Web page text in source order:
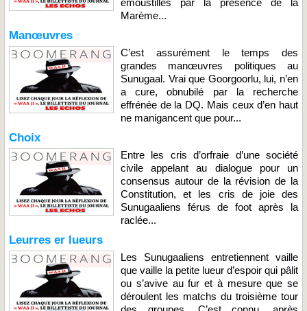
Marème...
Manœuvres
C’est assurément le temps des
grandes manœuvres politiques au
Sunugaal. Vrai que Goorgoorlu, lui, n’en
a cure, obnubilé par la recherche
effrénée de la DQ. Mais ceux d’en haut
ne manigancent que pour...
Choix
Entre les cris d’orfraie d’une société
civile appelant au dialogue pour un
consensus autour de la révision de la
Constitution, et les cris de joie des
Sunugaaliens férus de foot après la
raclée...
Leurres er lueurs
Les Sunugaaliens entretiennent vaille
que vaille la petite lueur d’espoir qui pâlit
ou s’avive au fur et à mesure que se
déroulent les matchs du troisième tour